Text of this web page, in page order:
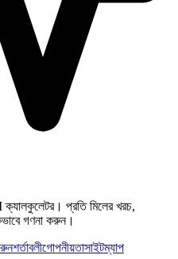
ক্যালকুলেটর। প্রতি মিলের খরচ,
গণনা করুন।
শর্তাবলীগোপনীয়তাসাইটম্যাপ